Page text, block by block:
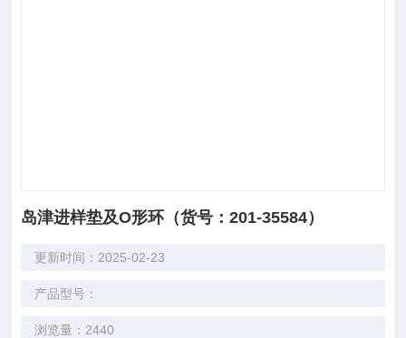
岛津进样垫及O形环（货号：201-35584）
更新时间：2025-02-23
产品型号：
浏览量：2440